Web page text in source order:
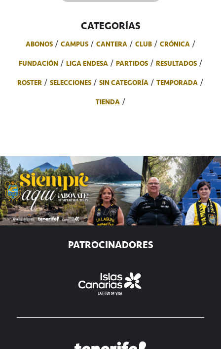
CATEGORÍAS
ABONOS CAMPUS CANTERA CLUB
CRÓNICA
FUNDACIÓN
LIGA ENDESA PARTIDOS
RESULTADOS
ROSTER
SELECCIONES SIN CATEGORÍA
TEMPORADA
TIENDA
PATROCINADORES